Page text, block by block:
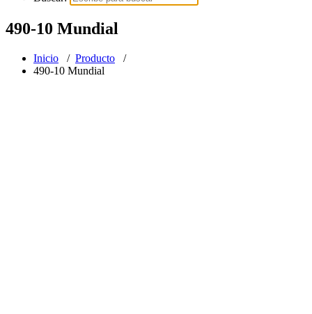
490-10 Mundial
Inicio / Producto /
490-10 Mundial